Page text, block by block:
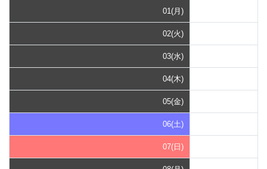
01(月)
02(火)
03(水)
04(木)
05(金)
06(土)
07(日)